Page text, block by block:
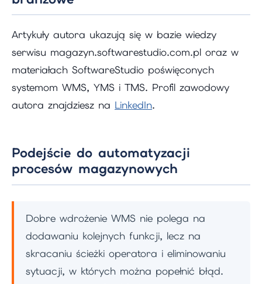
Artykuły autora ukazują się w bazie wiedzy
serwisu magazyn.softwarestudio.com.pl oraz w
materiałach SoftwareStudio poświęconych
systemom WMS, YMS i TMS. Profil zawodowy
autora znajdziesz na LinkedIn.
Podejście do automatyzacji
procesów magazynowych
Dobre wdrożenie WMS nie polega na
dodawaniu kolejnych funkcji, lecz na
skracaniu ścieżki operatora i eliminowaniu
sytuacji, w których można popełnić błąd.